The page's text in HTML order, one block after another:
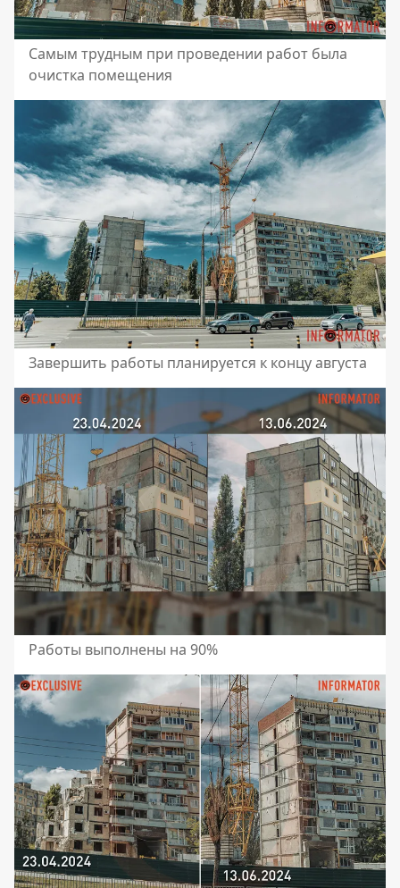
Самым трудным при проведении работ была
очистка помещения
Завершить работы планируется к концу августа
Работы выполнены на 90%